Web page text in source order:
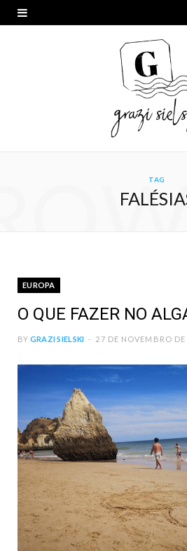
TAG
EUROPA
O QUE FAZER NO
BY GRAZI SIELSKI 27 DE NOVEMBRO